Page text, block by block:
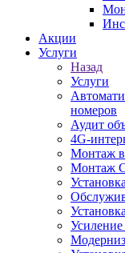
Акции
Услуги
Назад
Услуги
номеров
Аудит
4G-
Монтаж
Монтаж
Усиление